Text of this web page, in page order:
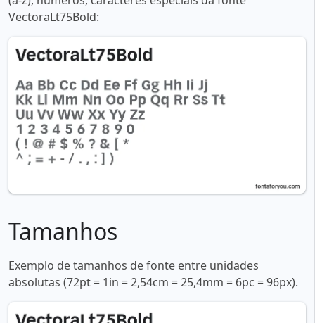
VectoraLt75Bold:
Tamanhos
Exemplo de tamanhos de fonte entre unidades
absolutas (72pt = 1in = 2,54cm = 25,4mm = 6pc = 96px).